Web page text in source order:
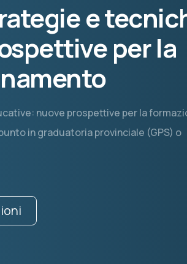
e
per la
nuove prospettive per la
in graduatoria provinciale (GPS) o